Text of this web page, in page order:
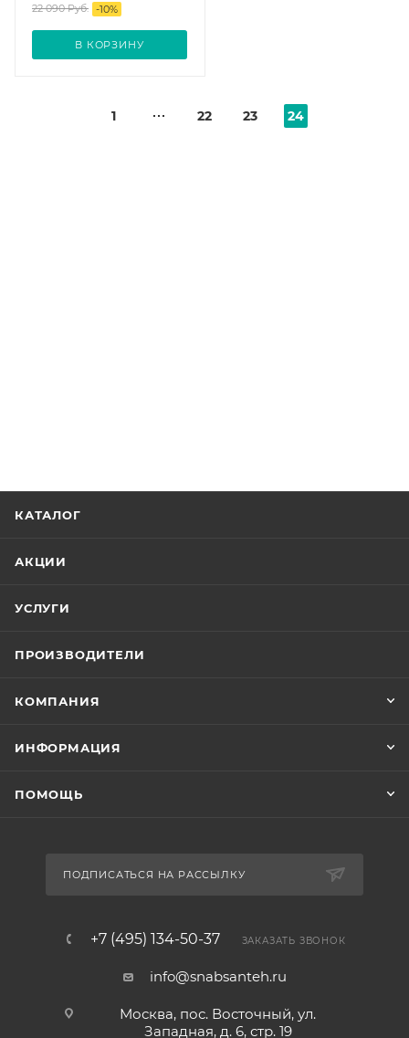
22 090Руб. -10%
В КОРЗИНУ
1 22 23 24
КАТАЛОГ
АКЦИИ
УСЛУГИ
ПРОИЗВОДИТЕЛИ
КОМПАНИЯ
ИНФОРМАЦИЯ
ПОМОЩЬ
ПОДПИСАТЬСЯ НА РАССЫЛКУ
+7 (495) 134-50-37 ЗАКАЗАТЬ ЗВОНОК
info@snabsanteh.ru
Москва, пос. Восточный, ул.
Западная, д. 6, стр. 19